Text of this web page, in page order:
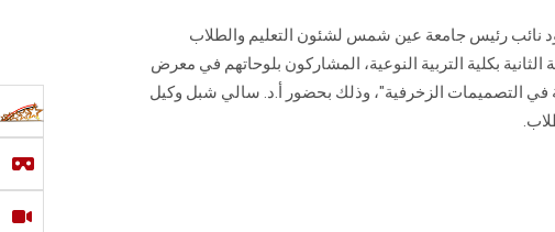
نائب رئيس جامعة عين شمس لشئون التعليم والطلاب
بكلية التربية النوعية، المشاركون بلوحاتهم في معرض
في التصميمات الزخرفية"، وذلك بحضور أ.د. سالي شبل وكيل